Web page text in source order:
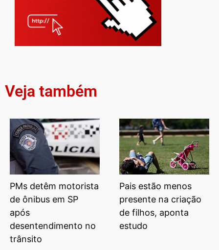
Veja também
PMs detêm motorista
de ônibus em SP
após
desentendimento no
trânsito
Pais estão menos
presente na criação
de filhos, aponta
estudo